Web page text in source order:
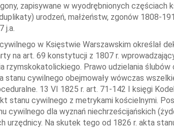
zapisywane w wyodrębnionych częściach
urodzeń, małżeństw, zgonów 1808-
j.a.
w Księstwie Warszawskim określał
na art. 69 konstytucji z 1807 r.
rzymskokatolickiego. Prawo udzielania
cywilnego obejmowały wówczas
13 VI 1825 r. art. 71-142 I księgi
stanu cywilnego z metrykami kościelnymi.
cywilnego dla wyznań niechrześcijańskich
urzędnicy. Na skutek tego od 1826 r. akta